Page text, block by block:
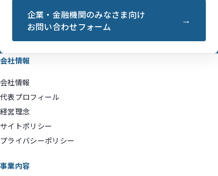
企業・金融機関のみなさま向け
お問い合わせフォーム
会社情報
会社情報
代表プロフィール
経営理念
サイトポリシー
プライバシーポリシー
事業内容